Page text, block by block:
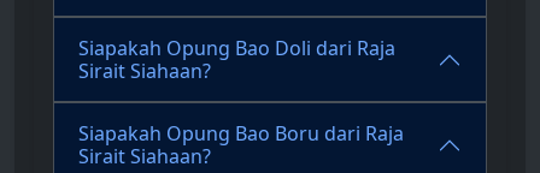
Siapakah Opung Bao Doli dari Raja
Sirait Siahaan?
Siapakah Opung Bao Boru dari Raja
Sirait Siahaan?